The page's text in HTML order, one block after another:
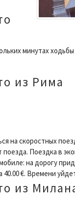
минутах ходьбы
из Рима
на скоростных
Поездка в
на дорогу
€. Времени
из